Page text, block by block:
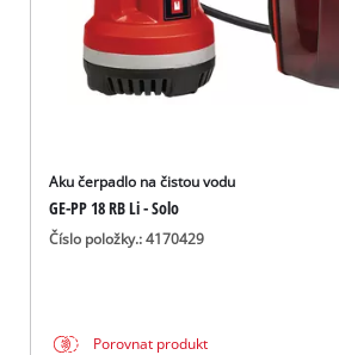
Aku čerpadlo na čistou vodu
GE-PP 18 RB Li - Solo
Číslo položky.: 4170429
Porovnat produkt